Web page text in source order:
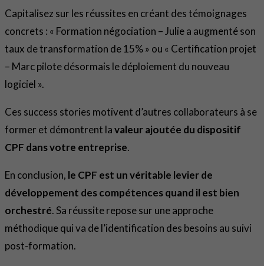
Capitalisez sur les réussites en créant des témoignages
concrets : « Formation négociation – Julie a augmenté son
taux de transformation de 15% » ou « Certification projet
– Marc pilote désormais le déploiement du nouveau
logiciel ».
Ces success stories motivent d’autres collaborateurs à se
former et démontrent lavaleur ajoutée du dispositif
CPF dans votre entreprise.
En conclusion, le CPF est un véritable levier de
développement des compétences quand il est bien
orchestré. Sa réussite repose sur une approche
méthodique qui va de l’identification des besoins au suivi
post-formation.